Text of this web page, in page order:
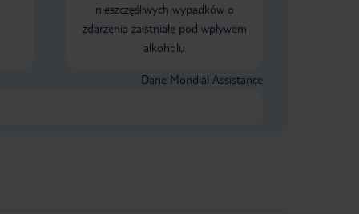
nieszczęśliwych wypadków o
zdarzenia zaistniałe pod wpływem
alkoholu
Dane Mondial Assistance